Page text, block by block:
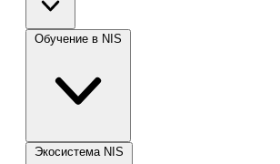
Обучение в NIS
Экосистема NIS